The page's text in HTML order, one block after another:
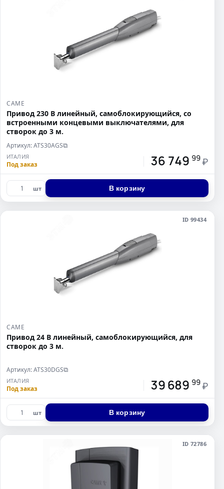
CAME
Привод 230 В линейный, самоблокирующийся, со
встроенными концевыми выключателями, для
створок до 3 м.
Артикул: ATS30AGS⧉
ИТАЛИЯ
Под заказ 36 749 99 ₽
шт В корзину
ID 99434
CAME
Привод 24 В линейный, самоблокирующийся, для
створок до 3 м.
Артикул: ATS30DGS⧉
ИТАЛИЯ
Под заказ 39 689 99 ₽
шт В корзину
ID 72786